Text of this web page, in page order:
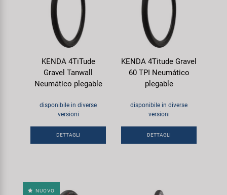
KENDA 4TiTude
Gravel Tanwall
Neumático plegable
disponibile in diverse
versioni
DETTAGLI
KENDA 4Titude Gravel
60 TPI Neumático
plegable
disponibile in diverse
versioni
DETTAGLI
NUOVO